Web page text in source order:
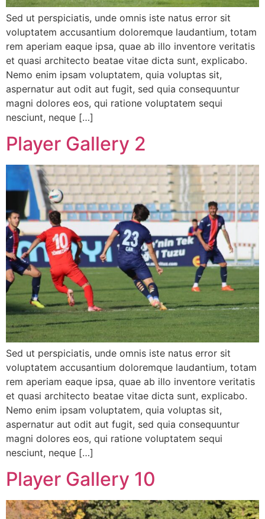
Sed ut perspiciatis, unde omnis iste natus error sit
voluptatem accusantium doloremque laudantium, totam
rem aperiam eaque ipsa, quae ab illo inventore veritatis
et quasi architecto beatae vitae dicta sunt, explicabo.
Nemo enim ipsam voluptatem, quia voluptas sit,
aspernatur aut odit aut fugit, sed quia consequuntur
magni dolores eos, qui ratione voluptatem sequi
nesciunt, neque […]
Player Gallery 2
Sed ut perspiciatis, unde omnis iste natus error sit
voluptatem accusantium doloremque laudantium, totam
rem aperiam eaque ipsa, quae ab illo inventore veritatis
et quasi architecto beatae vitae dicta sunt, explicabo.
Nemo enim ipsam voluptatem, quia voluptas sit,
aspernatur aut odit aut fugit, sed quia consequuntur
magni dolores eos, qui ratione voluptatem sequi
nesciunt, neque […]
Player Gallery 10